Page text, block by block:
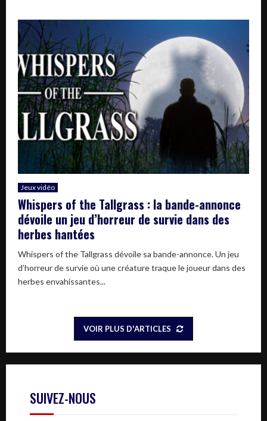
Jeux vidéo
Whispers of the Tallgrass : la bande-annonce
dévoile un jeu d’horreur de survie dans des
herbes hantées
Whispers of the Tallgrass dévoile sa bande-annonce. Un jeu
d’horreur de survie où une créature traque le joueur dans des
herbes envahissantes...
VOIR PLUS D'ARTICLES
SUIVEZ-NOUS